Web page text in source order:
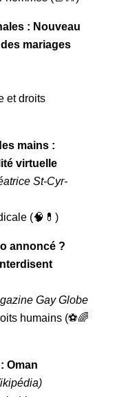
: Nouveau
mariages
et droits
mains :
virtuelle
St-Cyr-
(🧠💊)
annoncé ?
Gay Globe
humains (⚽🌈
Oman